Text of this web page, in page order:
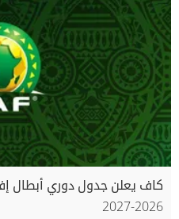
كاف يعلن جدول دوري أبطال
2026-2027